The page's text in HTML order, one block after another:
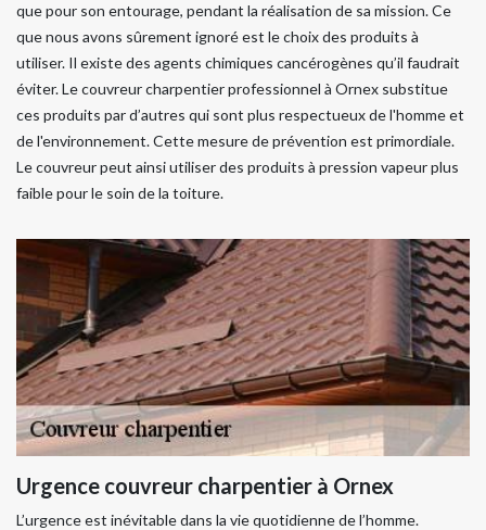
que pour son entourage, pendant la réalisation de sa mission. Ce
que nous avons sûrement ignoré est le choix des produits à
utiliser. Il existe des agents chimiques cancérogènes qu’il faudrait
éviter. Le couvreur charpentier professionnel à Ornex substitue
ces produits par d’autres qui sont plus respectueux de l'homme et
de l'environnement. Cette mesure de prévention est primordiale.
Le couvreur peut ainsi utiliser des produits à pression vapeur plus
faible pour le soin de la toiture.
Urgence couvreur charpentier à Ornex
L’urgence est inévitable dans la vie quotidienne de l’homme.